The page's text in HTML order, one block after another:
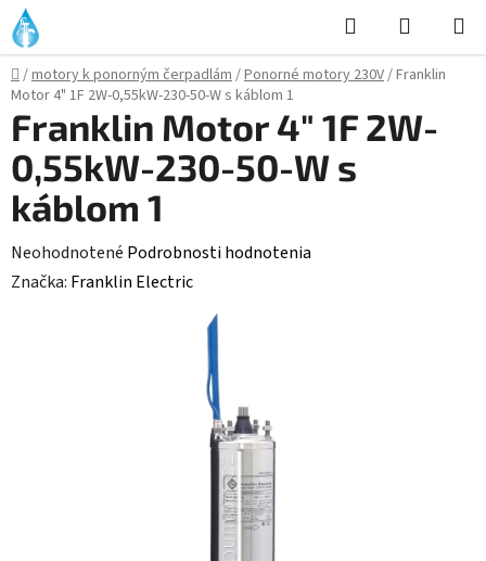
Prejsť
na
obsah
Hľadať
KOŠÍK
Domov
/motory k ponorným čerpadlám/Ponorné motory 230V/Franklin
Motor 4" 1F 2W-0,55kW-230-50-W s káblom 1
Franklin Motor 4" 1F 2W-
0,55kW-230-50-W s
káblom 1
Priemerné
hodnotenie
Neohodnotené Podrobnosti hodnotenia
Značka: Franklin Electric